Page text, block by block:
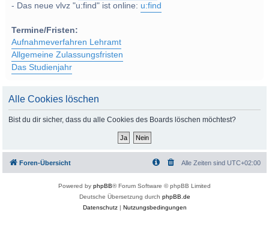
- Das neue vlvz "u:find" ist online: u:find
Termine/Fristen:
Aufnahmeverfahren Lehramt
Allgemeine Zulassungsfristen
Das Studienjahr
Alle Cookies löschen
Bist du dir sicher, dass du alle Cookies des Boards löschen möchtest?
Foren-Übersicht Alle Zeiten sind UTC+02:00
Powered by phpBB® Forum Software © phpBB Limited
Deutsche Übersetzung durch phpBB.de
Datenschutz| Nutzungsbedingungen